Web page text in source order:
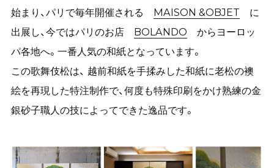
始まり、パリで毎年開催される MAISON &OBJET に
出展し、今ではパリのお店 BOLANDO からヨーロッ
パ各地へ。一番人気の和紙となっています。
この歌舞伎松は、 越前和紙を手揉みした和紙に老松の襖
絵を再現した特注制作で、何度も特殊印刷をかけ熟練の金
銀砂子職人の技によってできた逸品です。